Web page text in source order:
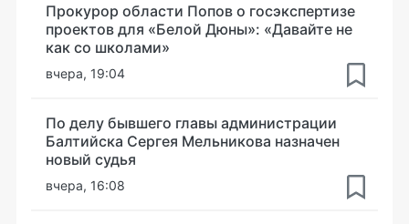
Прокурор области Попов о госэкспертизе
проектов для «Белой Дюны»: «Давайте не
как со школами»
вчера, 19:04
По делу бывшего главы администрации
Балтийска Сергея Мельникова назначен
новый судья
вчера, 16:08